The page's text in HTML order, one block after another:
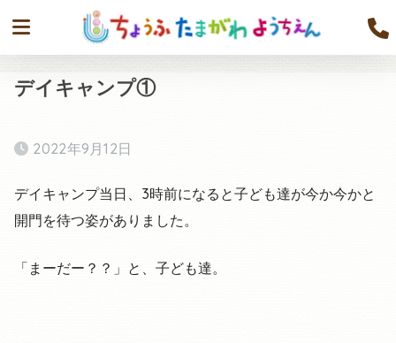
デイキャンプ①
2022年9月12日
デイキャンプ当日、3時前になると子ども達が今か今かと
開門を待つ姿がありました。
「まーだー？？」と、子ども達。